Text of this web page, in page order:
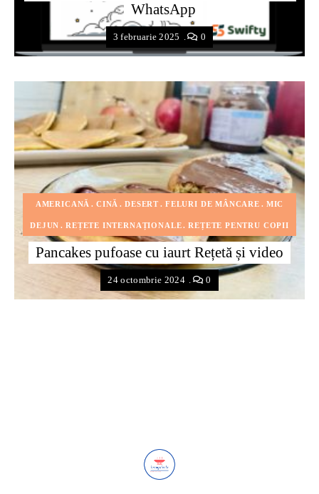
WhatsApp
3 februarie 2025 0
AMERICANĂ CINĂ DESERT FELURI DE MÂNCARE MIC
DEJUN REȚETE INTERNAȚIONALE REȚETE PENTRU COPII
Pancakes pufoase cu iaurt Rețetă și video
24 octombrie 2024 0